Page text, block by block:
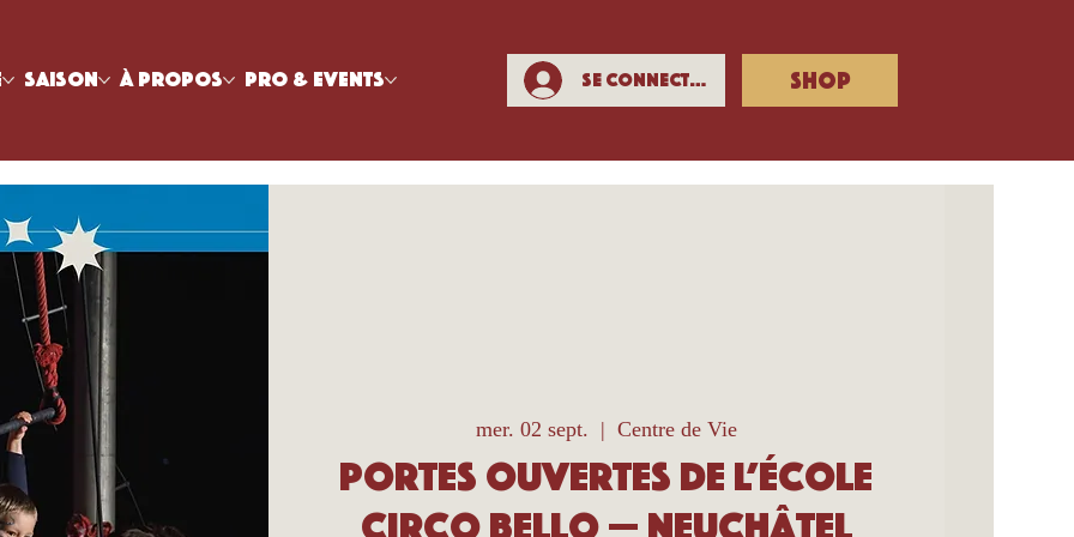
Saison À propos Pro & Events Se connecter SHOP
mer. 02 sept.
  |
Centre de Vie
Portes ouvertes de l’école
Circo Bello — Neuchâtel